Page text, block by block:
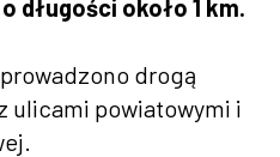
długości około 1 km.
drogą
ulicami powiatowymi i